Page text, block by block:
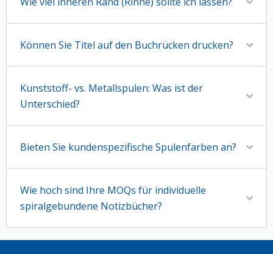
Können Sie Titel auf den Buchrücken drucken?
Kunststoff- vs. Metallspulen: Was ist der
Unterschied?
Bieten Sie kundenspezifische Spulenfarben an?
Wie hoch sind Ihre MOQs für individuelle
spiralgebundene Notizbücher?